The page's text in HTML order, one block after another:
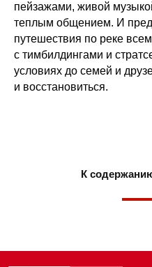
пейзажами, живой
теплым общением. И
путешествия по реке
с тимбилдингами и
условиях до семей и
и восстановиться.
К